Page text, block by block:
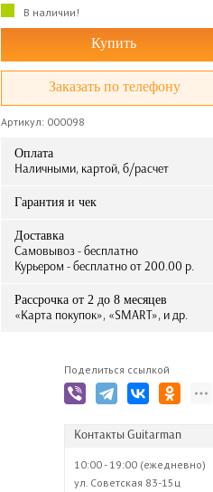
В наличии!
Купить
Заказать по телефону
Артикул: 000098
Оплата
Наличными, картой, б/расчет
Гарантия и чек
Доставка
Самовывоз - бесплатно
Курьером - бесплатно от 200.00 р.
Рассрочка от 2 до 8 месяцев
«Карта покупок», «SMART», и др.
Поделиться ссылкой
Контакты Guitarman
10:00 - 19:00 (ежедневно)
ул. Советская 83-15ц